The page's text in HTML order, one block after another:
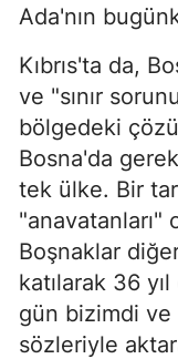
Ada'nın
Kıbrıs'ta da,
ve "sınır
bölgedeki
Bosna'da
tek ülke. Bir
"anavatanları"
Boşnaklar
katılarak 36
gün bizimdi ve
sözleriyle